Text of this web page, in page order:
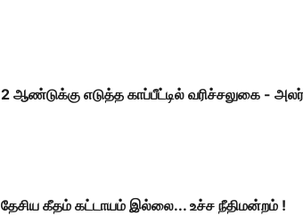
2 ஆண்டுக்கு எடுத்த காப்பீட்டில் வரிச்சலுகை -
தேசிய கீதம் கட்டாயம் இல்லை... உச்ச நீதிமன்றம் !